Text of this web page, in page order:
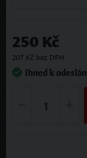
250 Kč
207 Kč bez DPH
Ihned k